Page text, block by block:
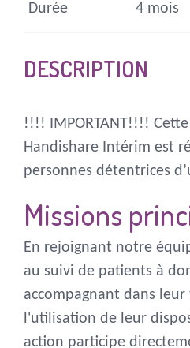
Durée 4 mois
DESCRIPTION
!!!! IMPORTANT!!!!
Handishare Intérim est
personnes détentrices
Missions
En rejoignant notre
au suivi de patients à
accompagnant dans
l'utilisation de leur
action participe